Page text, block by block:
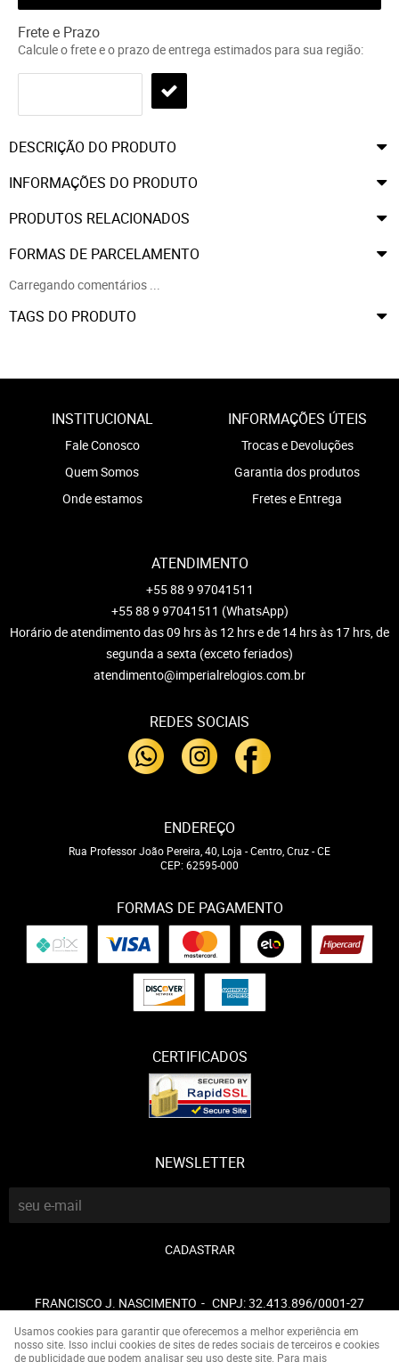
Frete e Prazo
Calcule o frete e o prazo de entrega estimados para sua região:
DESCRIÇÃO DO PRODUTO
INFORMAÇÕES DO PRODUTO
PRODUTOS RELACIONADOS
FORMAS DE PARCELAMENTO
Carregando comentários ...
TAGS DO PRODUTO
INSTITUCIONAL
Fale Conosco
Quem Somos
Onde estamos
INFORMAÇÕES ÚTEIS
Trocas e Devoluções
Garantia dos produtos
Fretes e Entrega
ATENDIMENTO
+55 88 9 97041511
+55 88 9 97041511 (WhatsApp)
Horário de atendimento das 09 hrs às 12 hrs e de 14 hrs às 17 hrs, de
segunda a sexta (exceto feriados)
atendimento@imperialrelogios.com.br
REDES SOCIAIS
ENDEREÇO
Rua Professor João Pereira, 40, Loja -Centro, Cruz-CE
CEP: 62595-000
FORMAS DE PAGAMENTO
CERTIFICADOS
NEWSLETTER
CADASTRAR
FRANCISCO J. NASCIMENTO CNPJ: 32.413.896/0001-27
Usamos cookies para garantir que oferecemos a melhor experiência em
nosso site. Isso inclui cookies de sites de redes sociais de terceiros e cookies
de publicidade que podem analisar seu uso deste site. Para mais